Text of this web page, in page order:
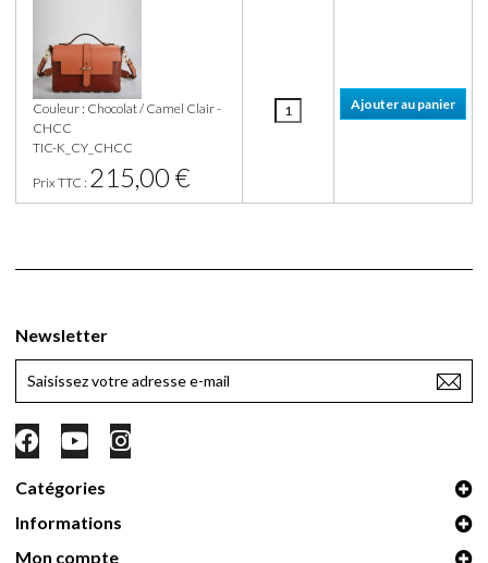
Couleur : Chocolat / Camel Clair -
CHCC
TIC-K_CY_CHCC
Prix TTC : 215,00 €
Newsletter
Catégories
Informations
Mon compte